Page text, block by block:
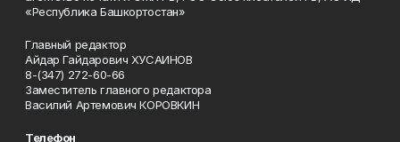
«Республика Башкортостан»
Главный редактор
Айдар Гайдарович ХУСАИНОВ
8-(347) 272-60-66
Заместитель главного редактора
Василий Артемович КОРОВКИН
Телефон